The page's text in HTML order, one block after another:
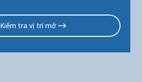
Kiểm tra vị trí mở